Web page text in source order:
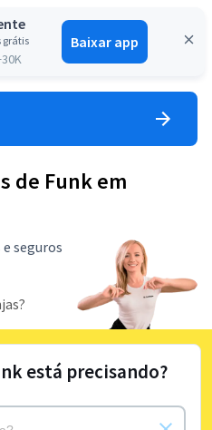
grátis Baixar app
Entrar
de Funk em
seguros
está precisando?